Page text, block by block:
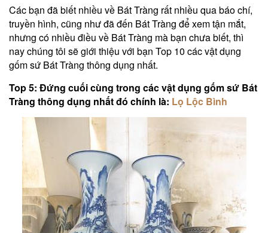
Các bạn đã biết nhiều về Bát Tràng rất nhiều qua báo chí,
truyền hình, cũng như đã đến Bát Tràng để xem tận mắt,
nhưng có nhiều điều về Bát Tràng mà bạn chưa biết, thì
nay chúng tôi sẽ giới thiệu với bạn Top 10 các vật dụng
gốm sứ Bát Tràng thông dụng nhất.
Top 5: Đứng cuối cùng trong các vật dụng gốm sứ Bát
Tràng thông dụng nhất đó chính là: Lọ Lộc Bình